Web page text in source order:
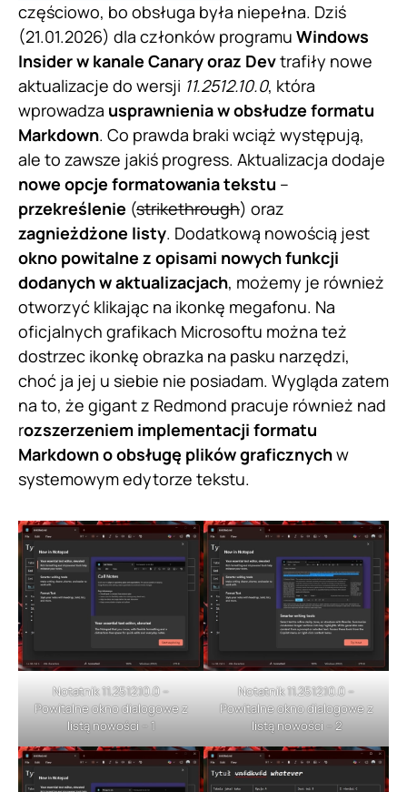
częściowo, bo obsługa była niepełna. Dziś
(21.01.2026) dla członków programu Windows
Insider w kanale Canary oraz Devtrafiły nowe
aktualizacje do wersji 11.2512.10.0, która
wprowadza usprawnienia w obsłudze formatu
Markdown. Co prawda braki wciąż występują,
ale to zawsze jakiś progress. Aktualizacja dodaje
nowe opcje formatowania tekstu –
przekreślenie (strikethrough) oraz
zagnieżdżone listy. Dodatkową nowością jest
okno powitalne z opisami nowych funkcji
dodanych w aktualizacjach, możemy je również
otworzyć klikając na ikonkę megafonu. Na
oficjalnych grafikach Microsoftu można też
dostrzec ikonkę obrazka na pasku narzędzi,
choć ja jej u siebie nie posiadam. Wygląda zatem
na to, że gigant z Redmond pracuje również nad
rozszerzeniem implementacji formatu
Markdown o obsługę plików graficznychw
systemowym edytorze tekstu.
Notatnik 11.2512.10.0 –
Powitalne okno dialogowe z
listą nowości – 1
Notatnik 11.2512.10.0 –
Powitalne okno dialogowe z
listą nowości – 2